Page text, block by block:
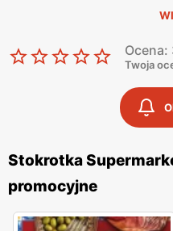
lecz dopiero od 2000 roku
dzięki czemu możemy
Stokrotka – tanie zakupy
Stokrotka dopasowuje
dzięki czemu zakupy stają
placówkach znajdziemy
Ocena:
Twoja
Stokrotka
promocyjne